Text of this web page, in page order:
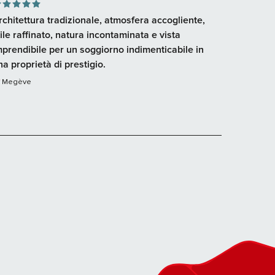
tradizionale, atmosfera accogliente,
raffinato, natura incontaminata e vista
per un soggiorno indimenticabile in
proprietà di prestigio.
Megève